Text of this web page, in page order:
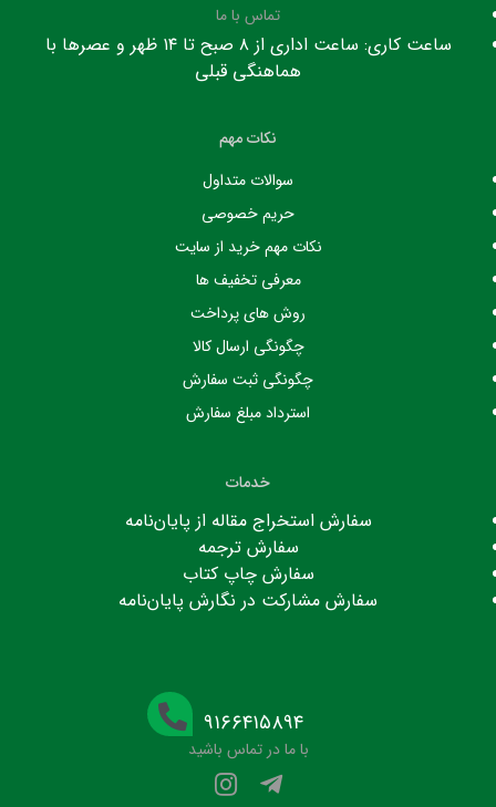
تماس با ما
ساعت کاری: ساعت اداری از ۸ صبح تا ۱۴ ظهر و عصرها با
هماهنگی قبلی
نکات مهم
سوالات متداول
حریم خصوصی
نکات مهم خرید از سایت
معرفی تخفیف ها
روش های پرداخت
چگونگی ارسال کالا
چگونگی ثبت سفارش
استرداد مبلغ سفارش
خدمات
سفارش استخراج مقاله از پایان‌نامه
سفارش ترجمه
سفارش چاپ کتاب
سفارش مشارکت در نگارش پایان‌نامه
۹۱۶۶۴۱۵۸۹۴
با ما در تماس باشید